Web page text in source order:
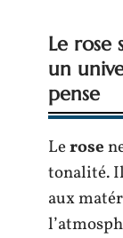
Le rose
un
pense
Lerose
tonalité.
aux